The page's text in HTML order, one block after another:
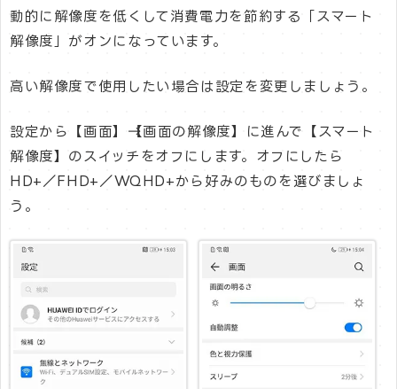
動的に解像度を低くして消費電力を節約する「スマート
解像度」がオンになっています。
高い解像度で使用したい場合は設定を変更しましょう。
設定から【画面】→【画面の解像度】に進んで【スマート
解像度】のスイッチをオフにします。オフにしたら
HD+／FHD+／WQHD+から好みのものを選びましょ
う。